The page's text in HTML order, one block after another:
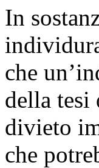
In
che
della tesi
divieto
che